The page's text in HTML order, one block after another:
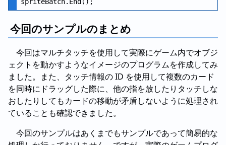
今回のサンプルのまとめ
今回はマルチタッチを使用して実際にゲーム内でオブジ
ェクトを動かすようなイメージのプログラムを作成してみ
ました。また、タッチ情報の ID を使用して複数のカード
を同時にドラッグした際に、他の指を放したりタッチしな
おしたりしてもカードの移動が矛盾しないように処理され
ていることも確認できました。
今回のサンプルはあくまでもサンプルであって簡易的な